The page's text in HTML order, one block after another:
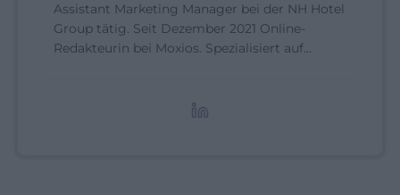
Assistant Marketing Manager bei der NH Hotel
Group tätig. Seit Dezember 2021 Online-
Redakteurin bei Moxios. Spezialisiert auf